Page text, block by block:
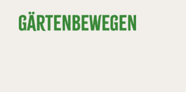
Inhalt